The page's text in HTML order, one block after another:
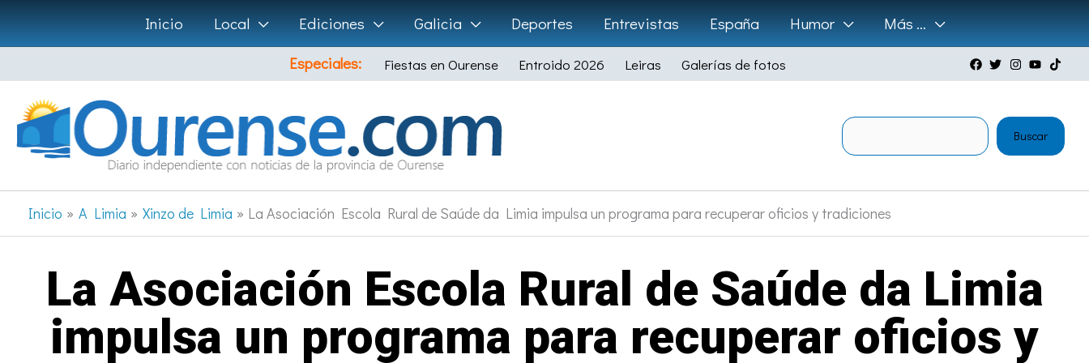
Ir
al
contenido
Inicio Local Ediciones Galicia Deportes Entrevistas España Humor
Más …
Especiales:
Fiestas en Ourense Entroido 2026 Leiras Galerías de fotos
Buscar
Inicio A Limia Xinzo de Limia La Asociación Escola Rural de Saúde da Limia impulsa un programa para recuperar oficios y tradiciones
La Asociación Escola Rural de Saúde da Limia
impulsa un programa para recuperar oficios y